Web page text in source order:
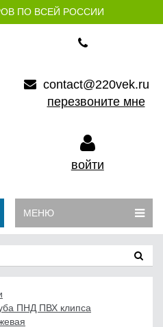
ПО ВСЕЙ РОССИИ
contact@220vek.ru
перезвоните мне
войти
МЕНЮ
ПНД ПВХ клипса